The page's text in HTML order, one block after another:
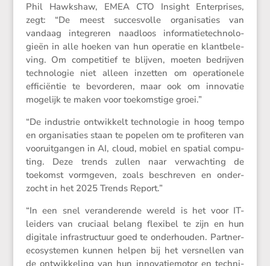
Phil Hawkshaw, EMEA CTO Insight Enter­prises,
zegt: “De meest succes­volle organi­sa­ties van
vandaag integreren naadloos infor­ma­tie­tech­no­lo­
gieën in alle hoeken van hun operatie en klant­be­le­
ving. Om compe­ti­tief te blijven, moeten bedrijven
techno­logie niet alleen inzetten om opera­ti­o­nele
effici­ëntie te bevor­deren, maar ook om innovatie
mogelijk te maken voor toekom­stige groei.”
“De industrie ontwik­kelt techno­logie in hoog tempo
en organi­sa­ties staan te popelen om te profi­teren van
vooruit­gangen in AI, cloud, mobiel en spatial compu­
ting. Deze trends zullen naar verwach­ting de
toekomst vormgeven, zoals beschreven en onder­
zocht in het 2025 Trends Report.”
“In een snel veran­de­rende wereld is het voor IT-
leiders van cruciaal belang flexibel te zijn en hun
digitale infra­struc­tuur goed te onder­houden. Partner-
ecosys­temen kunnen helpen bij het versnellen van